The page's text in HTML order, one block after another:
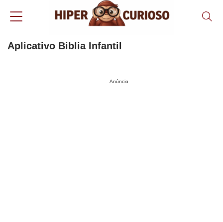
Aplicativo Biblia Infantil
Anúncio